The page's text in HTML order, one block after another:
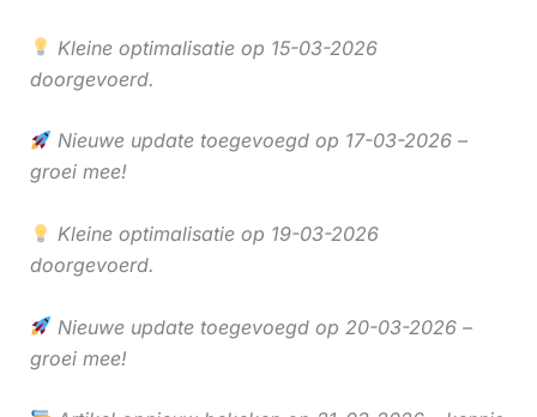
Kleine optimalisatie op 15-03-2026
doorgevoerd.
Nieuwe update toegevoegd op 17-03-2026 –
groei mee!
Kleine optimalisatie op 19-03-2026
doorgevoerd.
Nieuwe update toegevoegd op 20-03-2026 –
groei mee!